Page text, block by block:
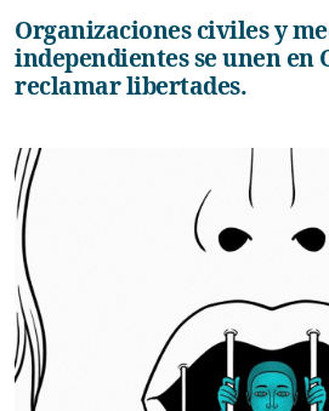
Organizaciones civiles y medios de prensa
independientes se unen en
reclamar libertades.